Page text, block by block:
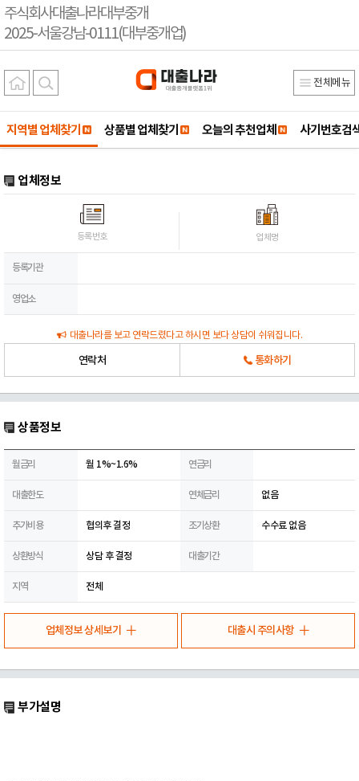
주식회사대출나라대부중개
2025-서울강남-0111(대부중개업)
전체메뉴
지역별 업체찾기 상품별 업체찾기 오늘의 추천업체 사기번호검
업체정보
등록번호 업체명
등록기관
영업소
대출나라를 보고 연락드렸다고 하시면 보다 상담이 쉬워집니다.
연락처 통화하기
상품정보
월금리 월 1%~1.6% 연금리
대출한도 연체금리 없음
추가비용 협의후 결정 조기상환 수수료 없음
상환방식 상담 후 결정 대출기간
지역 전체
업체정보 상세보기 대출시 주의사항
부가설명